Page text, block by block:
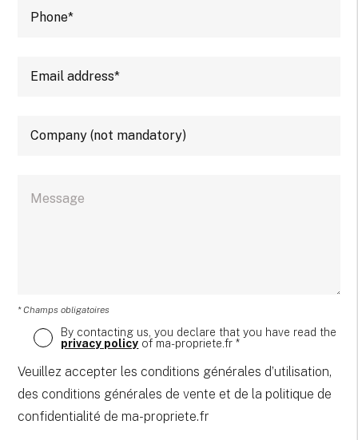
* Champs obligatoires
By contacting us, you declare that you have read the
privacy policy of ma-propriete.fr *
Veuillez accepter les conditions générales d’utilisation,
des conditions générales de vente et de la politique de
confidentialité de ma-propriete.fr